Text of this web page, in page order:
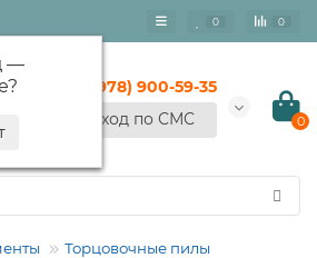
—
?
0 0
+7 (978) 900-59-35
Вход по СМС
0
Торцовочные пилы